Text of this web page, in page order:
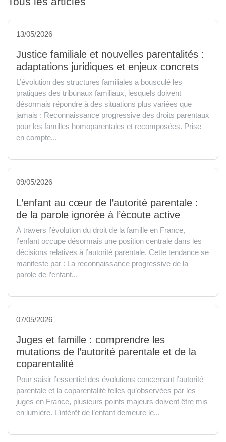
13/05/2026
Justice familiale et nouvelles parentalités :
adaptations juridiques et enjeux concrets
L’évolution des structures familiales a bousculé les
pratiques des tribunaux familiaux, lesquels doivent
désormais répondre à des situations plus variées que
jamais : Reconnaissance progressive des droits parentaux
pour les familles homoparentales et recomposées. Prise
en compte...
09/05/2026
L’enfant au cœur de l’autorité parentale :
de la parole ignorée à l’écoute active
À travers l’évolution du droit de la famille en France,
l’enfant occupe désormais une position centrale dans les
décisions relatives à l’autorité parentale. Cette tendance se
manifeste par : La reconnaissance progressive de la
parole de l’enfant...
07/05/2026
Juges et famille : comprendre les
mutations de l’autorité parentale et de la
coparentalité
Pour saisir l’essentiel des évolutions concernant l’autorité
parentale et la coparentalité telles qu’observées par les
juges en France, plusieurs points majeurs doivent être mis
en lumière. L’intérêt de l’enfant demeure le...